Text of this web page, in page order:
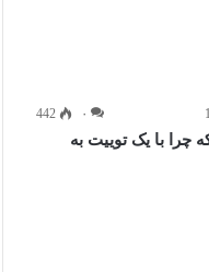
۰ 442
چرا با یک توییت به